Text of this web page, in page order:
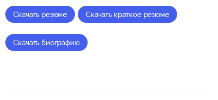
Скачать резюме Скачать краткое резюме
Скачать биографию